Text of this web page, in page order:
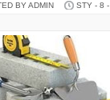
BY ADMIN STY - 8